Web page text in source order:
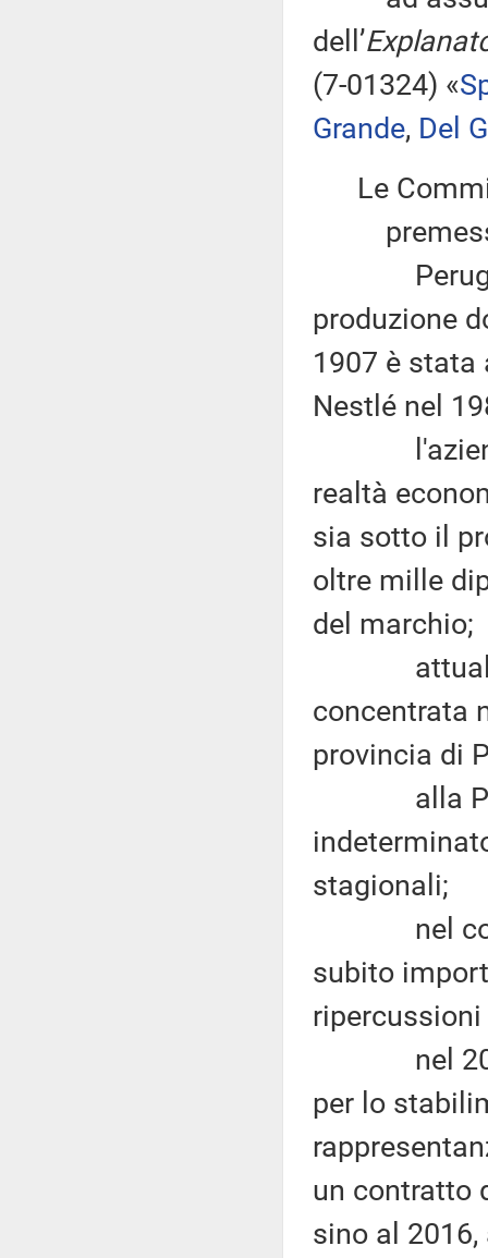
dell’
(7-01324) «
Grande, Del
Le
Perugina
produzione
1907 è
Nestlé nel
l'azienda
realtà
sia sotto il
oltre mille
del marchio;
concentrata
provincia di
alla
stagionali;
nel corso
subito
nel 2014,
per lo
un contratto
sino al